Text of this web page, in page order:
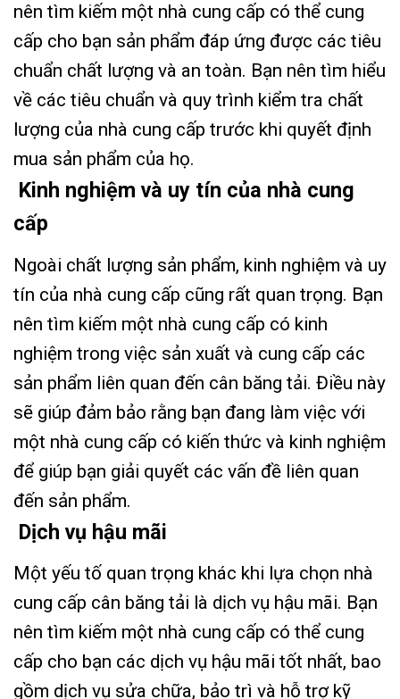
nên tìm kiếm một nhà cung cấp có thể cung
cấp cho bạn sản phẩm đáp ứng được các tiêu
chuẩn chất lượng và an toàn. Bạn nên tìm hiểu
về các tiêu chuẩn và quy trình kiểm tra chất
lượng của nhà cung cấp trước khi quyết định
mua sản phẩm của họ.
Kinh nghiệm và uy tín của nhà cung
cấp
Ngoài chất lượng sản phẩm, kinh nghiệm và uy
tín của nhà cung cấp cũng rất quan trọng. Bạn
nên tìm kiếm một nhà cung cấp có kinh
nghiệm trong việc sản xuất và cung cấp các
sản phẩm liên quan đến cân băng tải. Điều này
sẽ giúp đảm bảo rằng bạn đang làm việc với
một nhà cung cấp có kiến thức và kinh nghiệm
để giúp bạn giải quyết các vấn đề liên quan
đến sản phẩm.
Dịch vụ hậu mãi
Một yếu tố quan trọng khác khi lựa chọn nhà
cung cấp cân băng tải là dịch vụ hậu mãi. Bạn
nên tìm kiếm một nhà cung cấp có thể cung
cấp cho bạn các dịch vụ hậu mãi tốt nhất, bao
gồm dịch vụ sửa chữa, bảo trì và hỗ trợ kỹ